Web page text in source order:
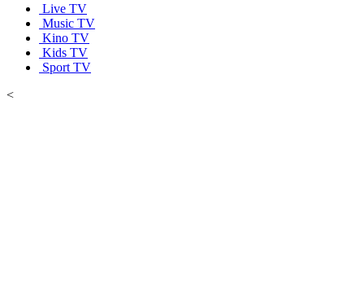
Live TV
Music TV
Kino TV
Kids TV
Sport TV
<